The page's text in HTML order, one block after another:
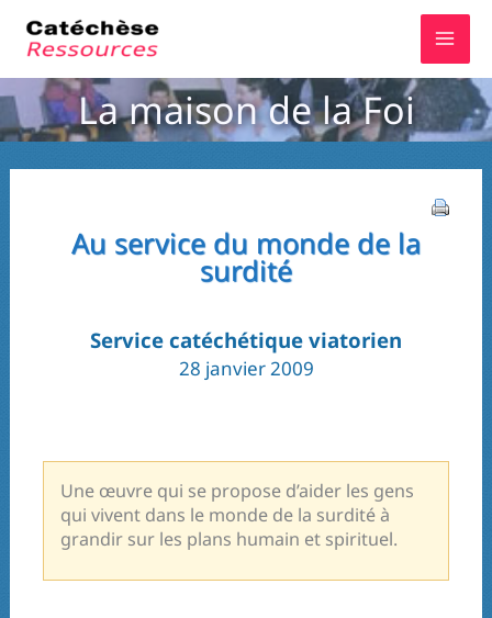
La maison de la Foi
Au service du monde de la
surdité
Service catéchétique viatorien
28 janvier 2009
Une œuvre qui se propose d’aider les gens
qui vivent dans le monde de la surdité à
grandir sur les plans humain et spirituel.